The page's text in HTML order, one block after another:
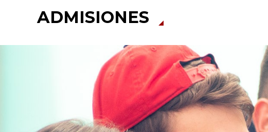
ADMISIONESBusca en la escuela
¿Qué buscas?
Ordenar por: *